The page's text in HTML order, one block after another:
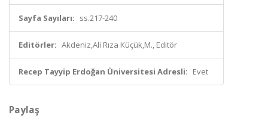
Sayfa Sayıları: ss.217-240
Editörler: Akdeniz,Ali Rıza Küçük,M., Editör
Recep Tayyip Erdoğan Üniversitesi Adresli: Evet
Paylaş